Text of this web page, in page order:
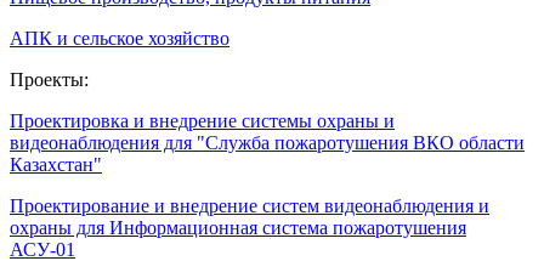
АПК и сельское хозяйство
Проекты:
Проектировка и внедрение системы охраны и
видеонаблюдения для "Служба пожаротушения ВКО области
Казахстан"
Проектирование и внедрение систем видеонаблюдения и
охраны для Информационная система пожаротушения
АСУ-01